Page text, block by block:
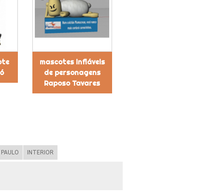
mascotes infláveis
de personagens
Raposo Tavares
INTERIOR